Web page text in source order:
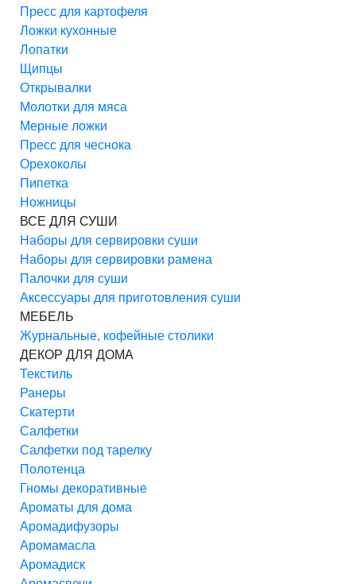
Пресс для картофеля
Ложки кухонные
Лопатки
Щипцы
Открывалки
Молотки для мяса
Мерные ложки
Пресс для чеснока
Орехоколы
Пипетка
Ножницы
ВСЕ ДЛЯ СУШИ
Наборы для сервировки суши
Наборы для сервировки рамена
Палочки для суши
Аксессуары для приготовления суши
МЕБЕЛЬ
Журнальные, кофейные столики
ДЕКОР ДЛЯ ДОМА
Текстиль
Ранеры
Скатерти
Салфетки
Салфетки под тарелку
Полотенца
Гномы декоративные
Ароматы для дома
Аромадифузоры
Аромамасла
Аромадиск